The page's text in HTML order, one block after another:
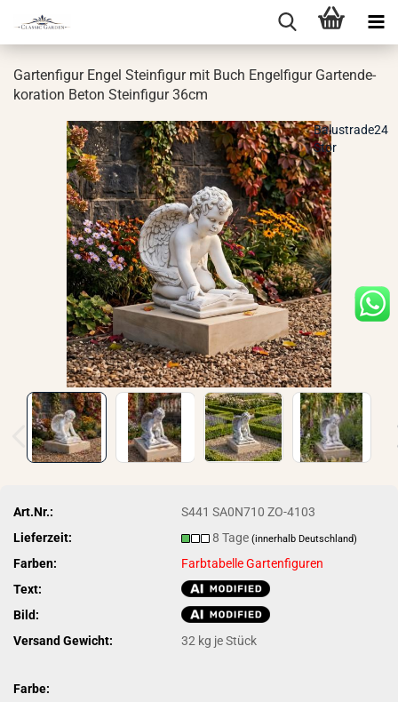
Gar­ten­fi­gur Engel Stein­fi­gur mit Buch En­gel­fi­gur Gar­ten­de­
ko­ra­ti­on Beton Stein­fi­gur 36cm
Balustrade24
Stor
Art.Nr.:
S441 SA0N710 ZO-4103
Lieferzeit:
8 Tage(innerhalb Deutschland)
Farben:
Farbtabelle Gartenfiguren
Text:
Bild:
Versand Gewicht:
32 kg je Stück
Farbe: